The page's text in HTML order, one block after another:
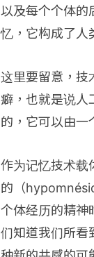
以及每个个体
忆，它构成了人
这里要留意，技
癖，也就是说
的，它可以由一
作为记忆技术载
的（
个体经历的精神
们知道我们所看